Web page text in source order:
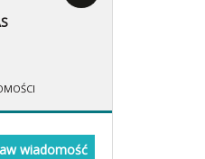
wiadomość